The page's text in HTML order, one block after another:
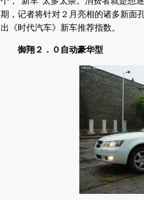
期，记者将针对２月亮相的诸多新面
出《时代汽车》新车推荐指数。
御翔２．０自动豪华型